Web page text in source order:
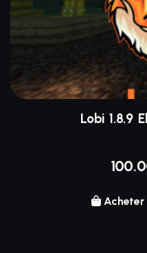
Lobi 1.8.9
Acheter